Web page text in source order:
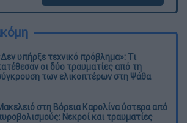
υπήρξε τεχνικό πρόβλημα»: Τι
οι δύο τραυματίες από τη
των ελικοπτέρων στη Ψάθα
στη Βόρεια Καρολίνα ύστερα από
Νεκροί και τραυματίες